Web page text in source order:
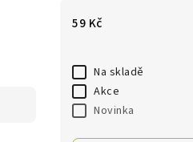
59 Kč
Na skladě
Akce
Novinka